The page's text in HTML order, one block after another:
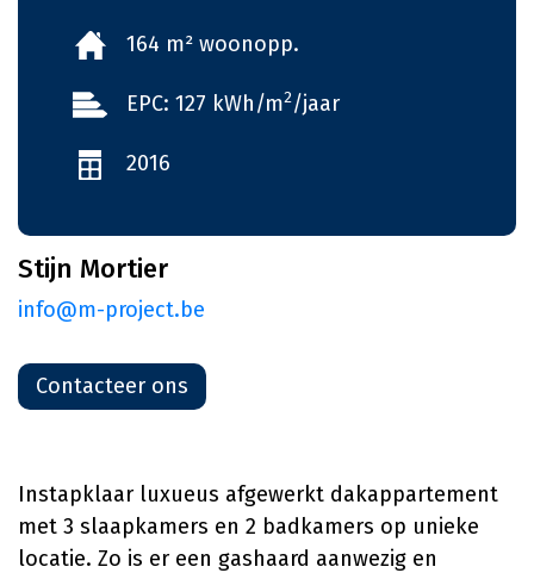
164 m² woonopp.
EPC: 127 kWh/m2/jaar
2016
Stijn Mortier
info@m-project.be
Contacteer ons
Instapklaar luxueus afgewerkt dakappartement
met 3 slaapkamers en 2 badkamers op unieke
locatie. Zo is er een gashaard aanwezig en